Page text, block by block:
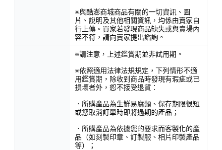
※與酷澎商城商品有關的一切資訊、圖
片、說明及其他相關資訊，均係由賣家自
行上傳。買家若發現商品缺失或與賣場內
容不符，請向賣家提出諮詢。
※請注意，上述鑑賞期並非試用期。
※依照適用法律法規規定，下列情形不適
用鑑賞期，除收到商品時發現有瑕疵或已
損壞者外，恕不接受退貨：
．所購產品為生鮮易腐類、保存期限很短
或您取消訂單時即將過期的產品；
．所購產品為依據您的要求而客製化的產
品（如刻製印章、訂製服、相片印製產品
等）；